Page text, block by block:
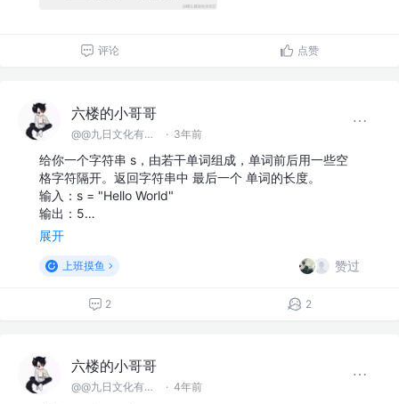
评论 点赞
六楼的小哥哥
@@九日文化有限 公司 · 3年前
给你一个字符串 s，由若干单词组成，单词前后用一些空
格字符隔开。返回字符串中 最后一个 单词的长度。
输入：s = "Hello World"
输出：5…
展开
上班摸鱼 赞过
2 2
六楼的小哥哥
@@九日文化有限 公司 · 4年前